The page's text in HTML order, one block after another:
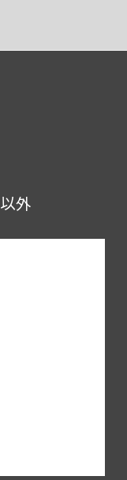
外